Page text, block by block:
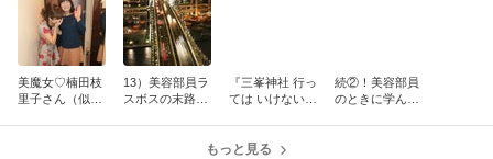
美魔女♡楠田枝
里子さん（似）
13）美容部員ラ
スボスの末路
『三峯神社 行っ
ては いけない
げる選ばれし参
続②！美容部員
のときに学んだ
もっと見る